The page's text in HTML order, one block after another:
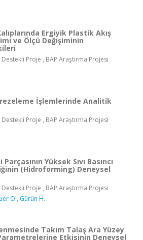
Ergiyik Plastik Akış
ve Ölçü Değişiminin
Proje , BAP Araştırma Projesi
İşlemlerinde Analitik
Proje , BAP Araştırma Projesi
Yüksek Sıvı Basıncı
(Hidroforming) Deneysel
Proje , BAP Araştırma Projesi
O., Gürün H.
Takım Talaş Ara Yüzey
Parametrelerine Etkisinin Deneysel